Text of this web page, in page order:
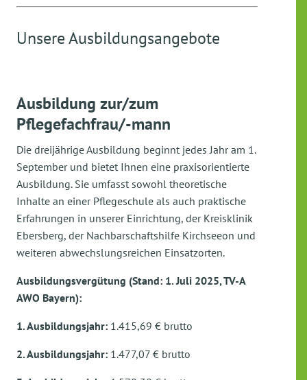
Unsere Ausbildungsangebote
Ausbildung zur/zum
Pflegefachfrau/-mann
Die dreijährige Ausbildung beginnt jedes Jahr am 1.
September und bietet Ihnen eine praxisorientierte
Ausbildung. Sie umfasst sowohl theoretische
Inhalte an einer Pflegeschule als auch praktische
Erfahrungen in unserer Einrichtung, der Kreisklinik
Ebersberg, der Nachbarschaftshilfe Kirchseeon und
weiteren abwechslungsreichen Einsatzorten.
Ausbildungsvergütung (Stand: 1. Juli 2025, TV-A
AWO Bayern):
1. Ausbildungsjahr: 1.415,69 € brutto
2. Ausbildungsjahr: 1.477,07 € brutto